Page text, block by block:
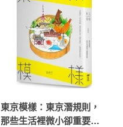
東京模樣：東京潛規則，
那些生活裡微小卻重要的